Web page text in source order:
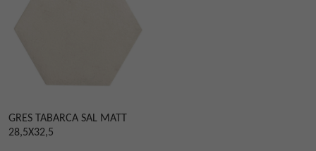
GRES TABARCA SAL MATT
28,5X32,5